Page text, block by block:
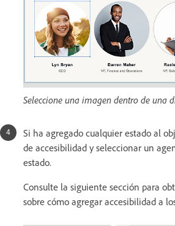
Seleccione una imagen dentro de una
Si ha agregado cualquier estado al
de accesibilidad y seleccionar un
estado.
Consulte la siguiente sección para
sobre cómo agregar accesibilidad a